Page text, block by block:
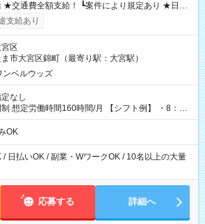
あり） ┗働いたその日に現金GET♪ お仕事後はコ
払い分を引き落とせます！ 【試用期間】試
支給あり
区
市大宮区錦町（最寄り駅：大宮駅）
ンベルウッズ
なし
働時間160時間/月 【シフト例】 ・8：00
OK
/ 日払いOK / 副業・WワークOK / 10名以上の大量
応募する 詳細へ